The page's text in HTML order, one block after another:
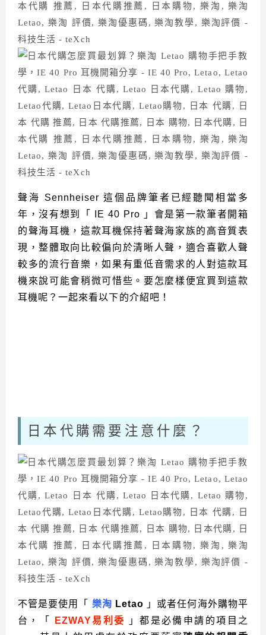
聲海 Sennheiser這個品牌筆者已經聽聞相當多
年，沒有想到「
IE 40 Pro
」會是第一款筆者開箱
的聲海耳機，這款耳機保持著聲海家族的高音質表
現，整體取向比較偏向於清晰人聲，適合喜歡人聲
較多的流行音樂，如果有重低音需求的人對這款耳
機來說可能會稍微可惜些。要怎麼樣便宜買到這款
耳機呢？一起來看以下的介紹吧！
日本代購需要注意什麼？
不管是要使用「 樂淘 Letao 」或者任何海外購物平
台，「
EZWAY易利委
」都是必備申請的項目之